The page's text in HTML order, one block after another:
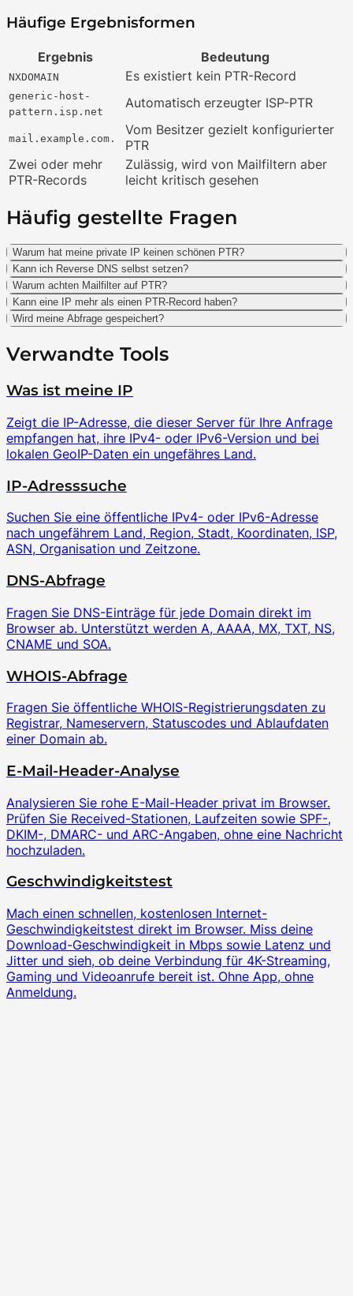
Häufige Ergebnisformen
Ergebnis Bedeutung
NXDOMAIN Es existiert kein PTR-Record
generic-host-
pattern.isp.net
Automatisch erzeugter ISP-PTR
mail.example.com.
Vom Besitzer gezielt konfigurierter
PTR
Zwei oder mehr
PTR-Records
Zulässig, wird von Mailfiltern aber
leicht kritisch gesehen
Häufig gestellte Fragen
Warum hat meine private IP keinen schönen PTR?
Kann ich Reverse DNS selbst setzen?
Warum achten Mailfilter auf PTR?
Kann eine IP mehr als einen PTR-Record haben?
Wird meine Abfrage gespeichert?
Verwandte Tools
Was ist meine IP
Zeigt die IP-Adresse, die dieser Server für Ihre Anfrage
empfangen hat, ihre IPv4- oder IPv6-Version und bei
lokalen GeoIP-Daten ein ungefähres Land.
IP-Adresssuche
Suchen Sie eine öffentliche IPv4- oder IPv6-Adresse
nach ungefährem Land, Region, Stadt, Koordinaten, ISP,
ASN, Organisation und Zeitzone.
DNS-Abfrage
Fragen Sie DNS-Einträge für jede Domain direkt im
Browser ab. Unterstützt werden A, AAAA, MX, TXT, NS,
CNAME und SOA.
WHOIS-Abfrage
Fragen Sie öffentliche WHOIS-Registrierungsdaten zu
Registrar, Nameservern, Statuscodes und Ablaufdaten
einer Domain ab.
E-Mail-Header-Analyse
Analysieren Sie rohe E-Mail-Header privat im Browser.
Prüfen Sie Received-Stationen, Laufzeiten sowie SPF-,
DKIM-, DMARC- und ARC-Angaben, ohne eine Nachricht
hochzuladen.
Geschwindigkeitstest
Mach einen schnellen, kostenlosen Internet-
Geschwindigkeitstest direkt im Browser. Miss deine
Download-Geschwindigkeit in Mbps sowie Latenz und
Jitter und sieh, ob deine Verbindung für 4K-Streaming,
Gaming und Videoanrufe bereit ist. Ohne App, ohne
Anmeldung.